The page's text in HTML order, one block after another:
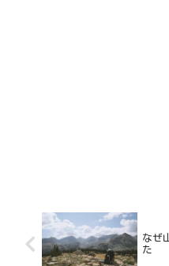
なぜ
た